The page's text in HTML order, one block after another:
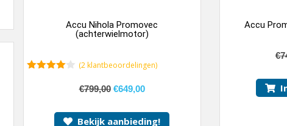
Accu Nihola Promovec
(achterwielmotor)
(2klantbeoordelingen)
€799,00 €649,00
Bekijk aanbieding!
Accu
€